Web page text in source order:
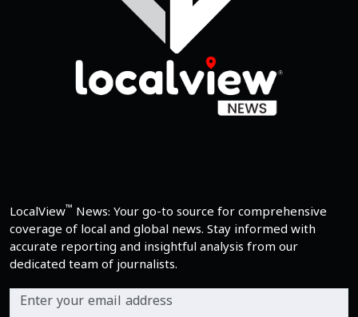
LocalView™ News: Your go-to source for comprehensive
coverage of local and global news. Stay informed with
accurate reporting and insightful analysis from our
dedicated team of journalists.